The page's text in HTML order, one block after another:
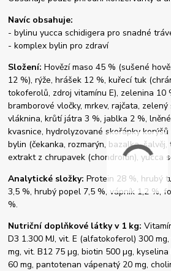
Navíc obsahuje:
- bylinu yucca schidigera pro snadné
- komplex bylin pro zdraví
Složení: Hovězí maso 45 % (sušené
12 %), rýže, hrášek 12 %, kuřecí tuk
tokoferolů, zdroj vitamínu E), zelenina 10
bramborové vločky, mrkev, rajčata,
vláknina, krůtí játra 3 %, jablka 2 %,
kvasnice, hydrolyzované skořápky
bylin (čekanka, rozmarýn, bazalka, šalvěj,
extrakt z chrupavek (chondroitin), yucca
Analytické složky: Protein 28 %, hrubý
3,5 %, hrubý popel 7,5 %, vápník 1,2 %,
%.
Nutriční doplňkové látky v 1 kg:
D3 1.300 MJ, vit. E (alfatokoferol) 300
mg, vit. B12 75 µg, biotin 500 µg,
60 mg, pantotenan vápenatý 20 mg,